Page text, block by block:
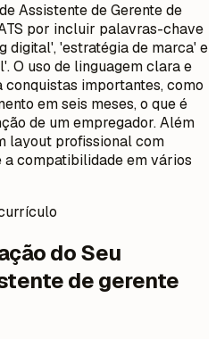
Assistente de Gerente de
por incluir palavras-chave
digital', 'estratégia de marca' e
O uso de linguagem clara e
importantes, como
em seis meses, o que é
de um empregador. Além
layout profissional com
compatibilidade em vários
do Seu
de gerente